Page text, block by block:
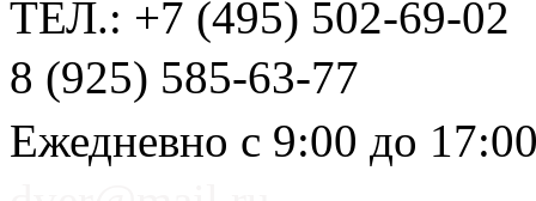
ТЕЛ.: +7 (495) 502-69-02
8 (925) 585-63-77
Ежедневно с 9:00 до